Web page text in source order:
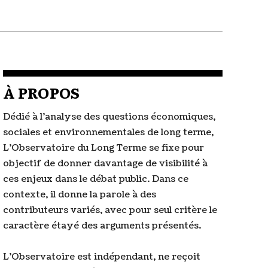
À PROPOS
Dédié à l'analyse des questions économiques,
sociales et environnementales de long terme,
L'Observatoire du Long Terme se fixe pour
objectif de donner davantage de visibilité à
ces enjeux dans le débat public. Dans ce
contexte, il donne la parole à des
contributeurs variés, avec pour seul critère le
caractère étayé des arguments présentés.
L'Observatoire est indépendant, ne reçoit